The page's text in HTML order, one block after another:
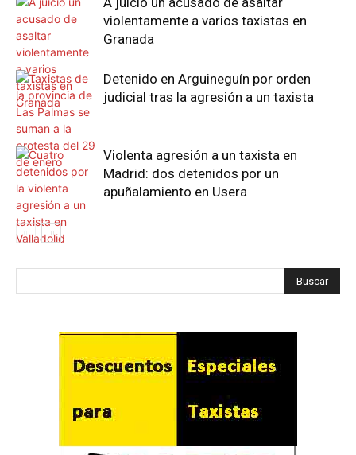
violentamente a varios taxistas en
Granada
Detenido en Arguineguín por orden
judicial tras la agresión a un taxista
Violenta agresión a un taxista en
Madrid: dos detenidos por un
apuñalamiento en Usera